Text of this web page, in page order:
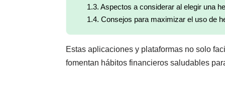
1.3. Aspectos a considerar al elegir una
1.4. Consejos para maximizar el uso de
Estas aplicaciones y plataformas no solo
fomentan hábitos financieros saludables